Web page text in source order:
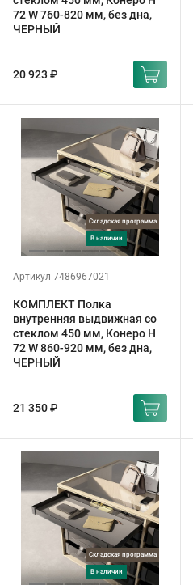
72 W 760-820 мм, без дна,
ЧЕРНЫЙ
20 923 ₽
Складская программа
в наличии
Артикул 7486967021
КОМПЛЕКТ Полка
внутренняя выдвижная со
стеклом 450 мм, Конеро H
72 W 860-920 мм, без дна,
ЧЕРНЫЙ
21 350 ₽
Складская программа
в наличии